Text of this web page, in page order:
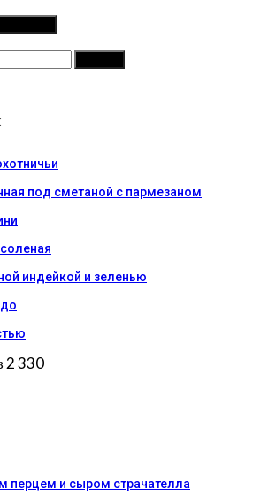
под сметаной с пармезаном
индейкой и зеленью
2 330
перцем и сыром страчателла